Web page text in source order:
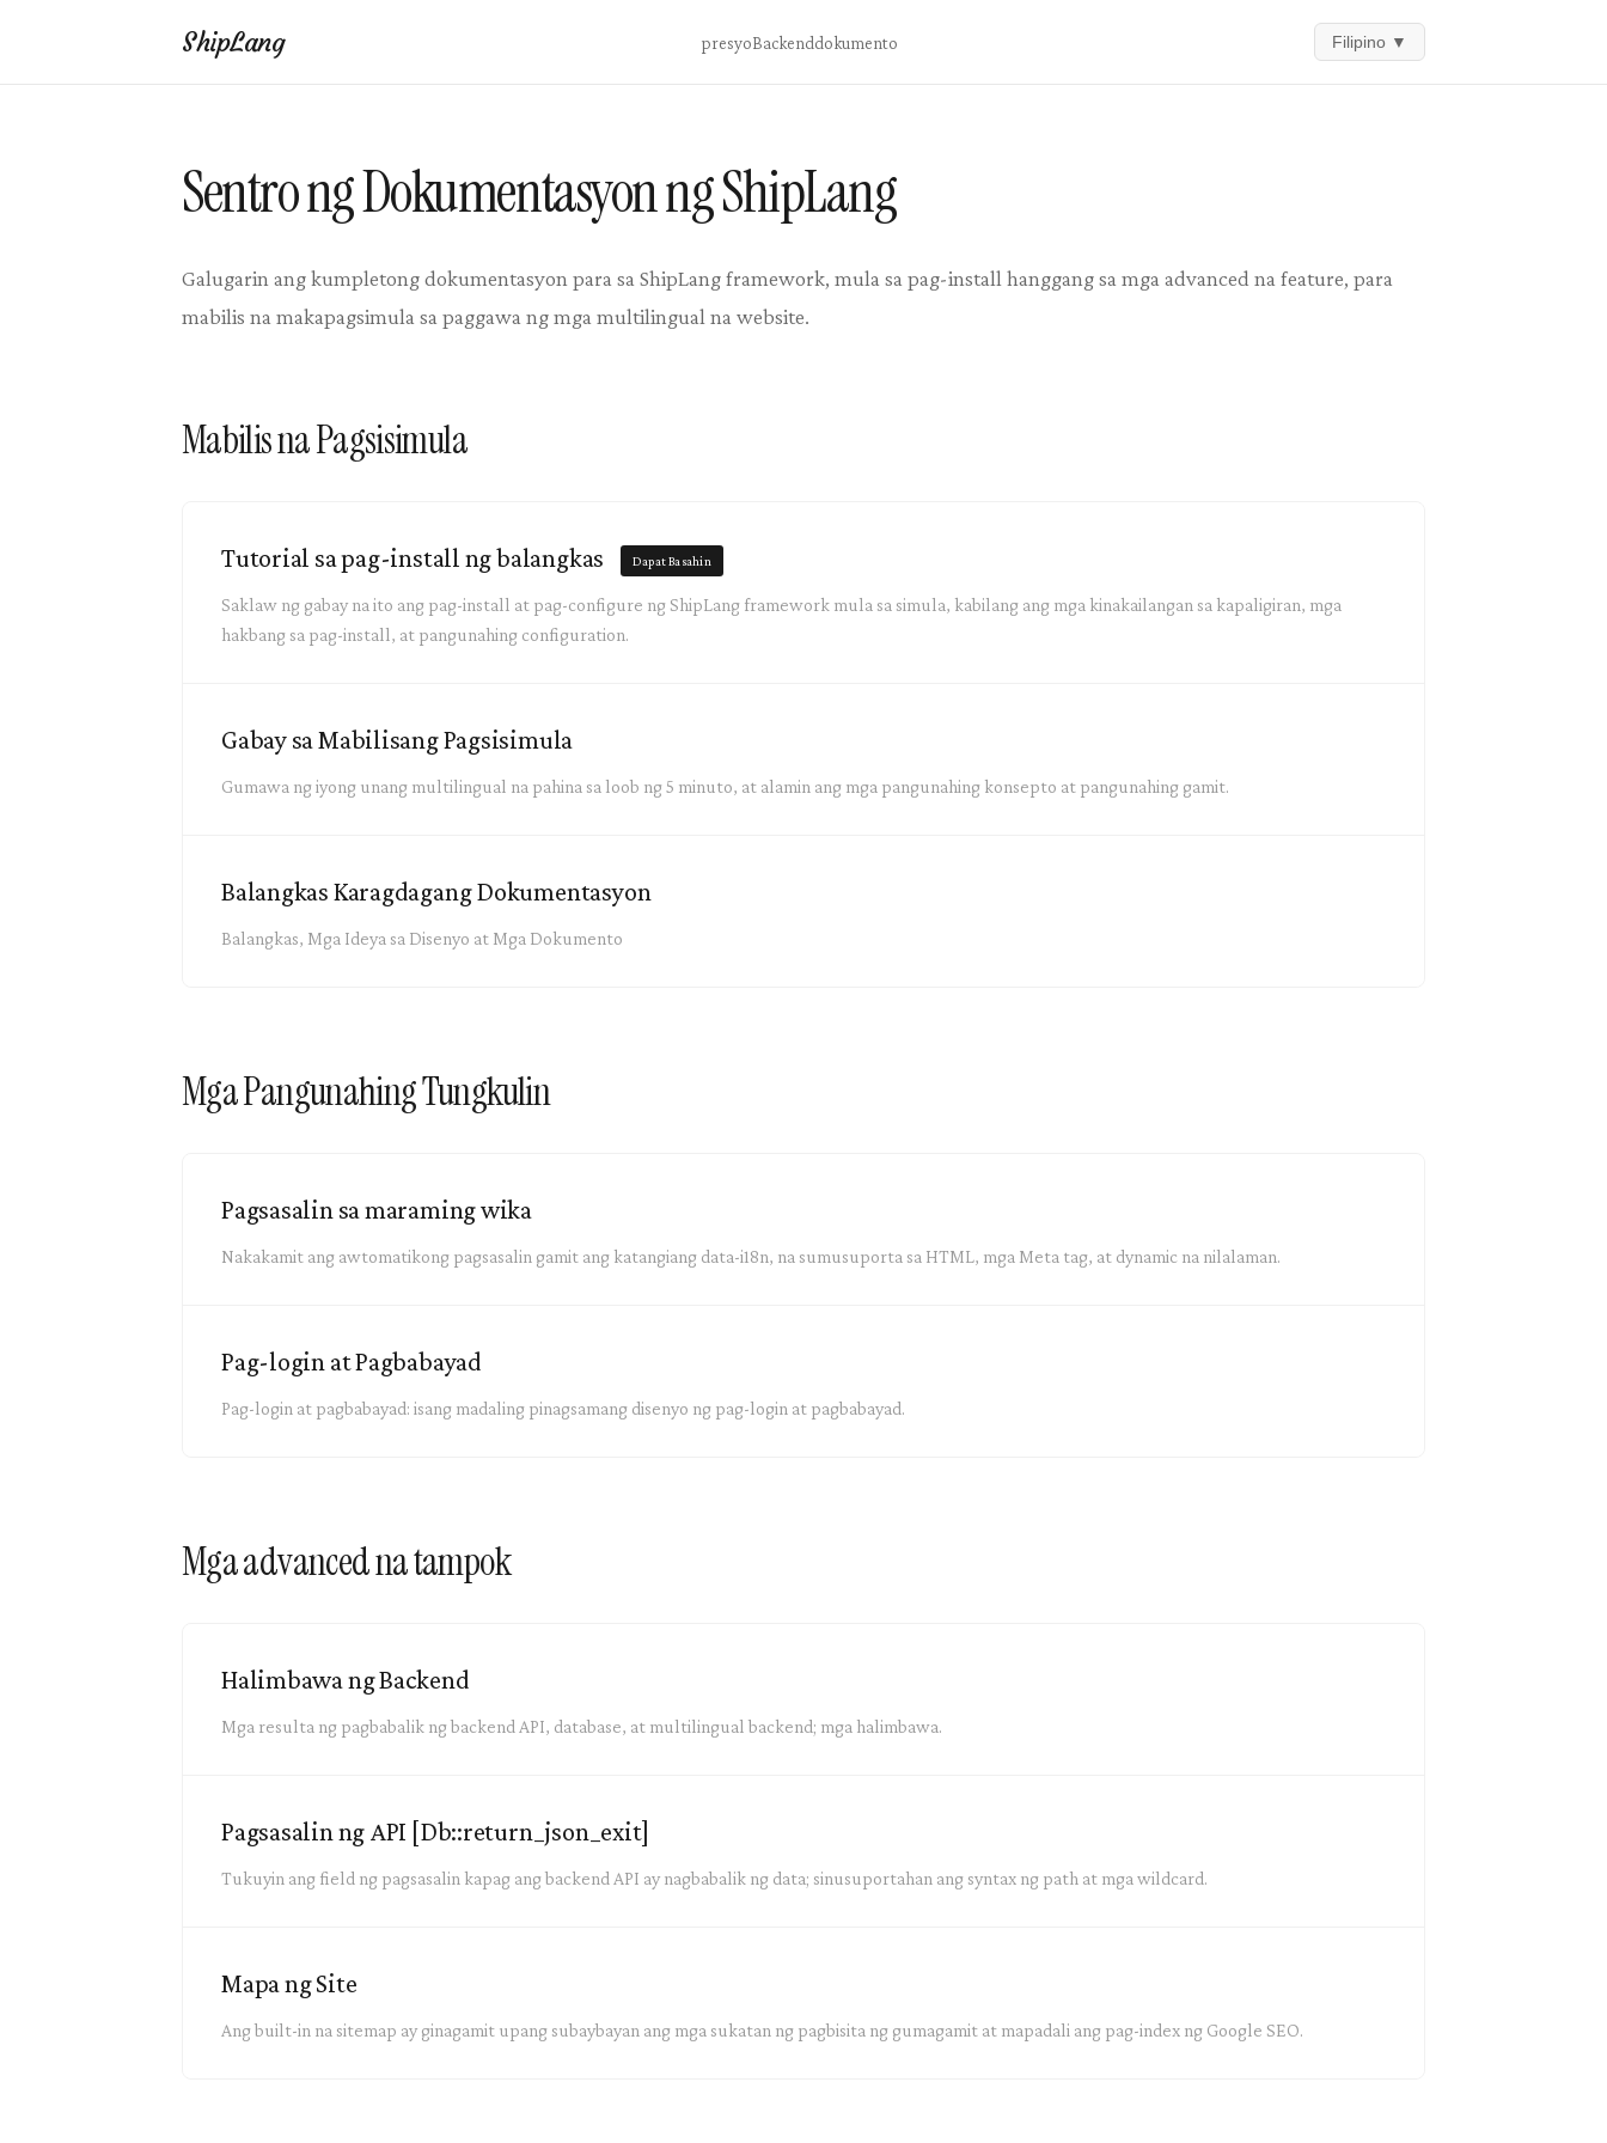
ShipLang presyoBackenddokumento Filipino ▼
Sentro ng Dokumentasyon ng ShipLang
Galugarin ang kumpletong dokumentasyon para sa ShipLang framework, mula sa pag-install hanggang sa mga advanced na feature, para
mabilis na makapagsimula sa paggawa ng mga multilingual na website.
Mabilis na Pagsisimula
Tutorial sa pag-install ng balangkas Dapat Basahin
Saklaw ng gabay na ito ang pag-install at pag-configure ng ShipLang framework mula sa simula, kabilang ang mga kinakailangan sa kapaligiran, mga
hakbang sa pag-install, at pangunahing configuration.
Gabay sa Mabilisang Pagsisimula
Gumawa ng iyong unang multilingual na pahina sa loob ng 5 minuto, at alamin ang mga pangunahing konsepto at pangunahing gamit.
Balangkas Karagdagang Dokumentasyon
Balangkas, Mga Ideya sa Disenyo at Mga Dokumento
Mga Pangunahing Tungkulin
Pagsasalin sa maraming wika
Nakakamit ang awtomatikong pagsasalin gamit ang katangiang data-i18n, na sumusuporta sa HTML, mga Meta tag, at dynamic na nilalaman.
Pag-login at Pagbabayad
Pag-login at pagbabayad: isang madaling pinagsamang disenyo ng pag-login at pagbabayad.
Mga advanced na tampok
Halimbawa ng Backend
Mga resulta ng pagbabalik ng backend API, database, at multilingual backend; mga halimbawa.
Pagsasalin ng API [Db::return_json_exit]
Tukuyin ang field ng pagsasalin kapag ang backend API ay nagbabalik ng data; sinusuportahan ang syntax ng path at mga wildcard.
Mapa ng Site
Ang built-in na sitemap ay ginagamit upang subaybayan ang mga sukatan ng pagbisita ng gumagamit at mapadali ang pag-index ng Google SEO.